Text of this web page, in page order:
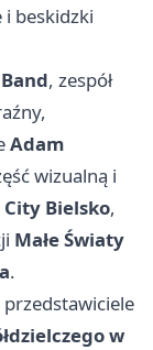
i beskidzki
, zespół
Adam
wizualną i
Bielsko,
Małe Światy
.
w